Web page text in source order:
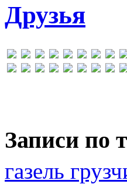
Друзья
Записи по
газель